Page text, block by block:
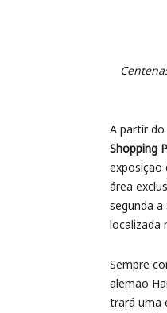
A partir
Shopping
exposição
área
segunda
localizada
Sempre
alemão
trará uma